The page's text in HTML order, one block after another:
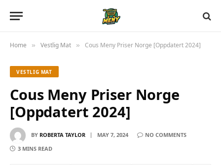
Home » Vestlig Mat » Cous Meny Priser Norge [Oppdatert 2024]
VESTLIG MAT
Cous Meny Priser Norge
[Oppdatert 2024]
BY ROBERTA TAYLOR MAY 7, 2024
NO COMMENTS
3 MINS READ